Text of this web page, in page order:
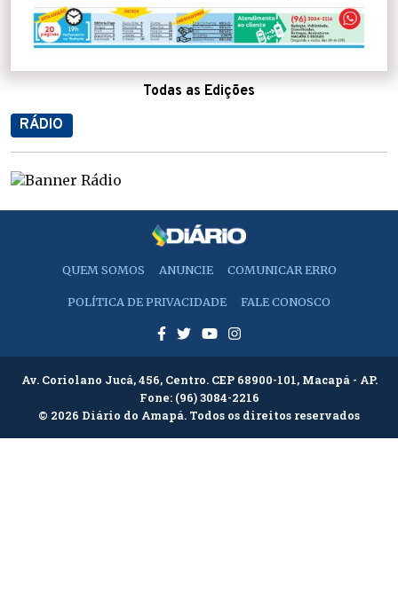
Todas as Edições
RÁDIO
QUEM SOMOS ANUNCIE COMUNICAR ERRO
POLÍTICA DE PRIVACIDADE FALE CONOSCO
Av. Coriolano Jucá, 456, Centro. CEP 68900-101, Macapá - AP.
Fone: (96) 3084-2216
© 2026 Diário do Amapá. Todos os direitos reservados